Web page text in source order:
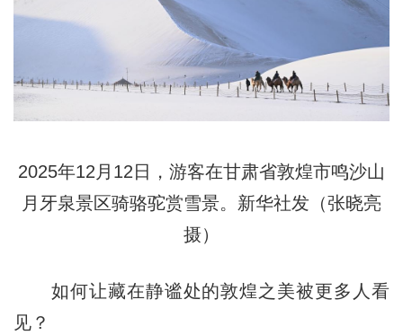
2025年12月12日，游客在甘肃省敦煌市鸣沙山
月牙泉景区骑骆驼赏雪景。新华社发（张晓亮
摄）
如何让藏在静谧处的敦煌之美被更多人看
见？